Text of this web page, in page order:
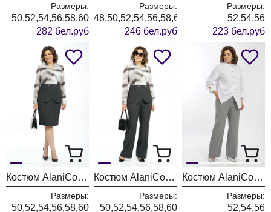
Размеры:
50,52,54,56,58,60
282 бел.руб
Размеры:
48,50,52,54,56,58,60
246 бел.руб
Размеры:
52,54,56
223 бел.руб
Костюм AlaniCollection 2606
Размеры:
50,52,54,56,58,60
Костюм AlaniCollection 2590
Размеры:
50,52,54,56,58,60
Костюм AlaniCollection 2586 белый + серый
Размеры:
52,54,56